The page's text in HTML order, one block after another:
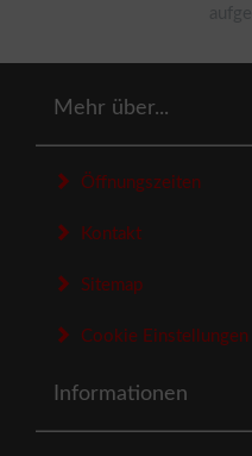
Mehr über...
Öffnungszeiten
Kontakt
Sitemap
Cookie Einstellungen
Informationen